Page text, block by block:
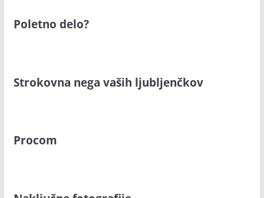
Poletno delo?
Strokovna nega vaših ljubljenčkov
Procom